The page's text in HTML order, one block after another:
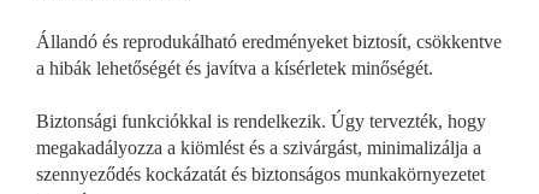
Állandó és reprodukálható eredményeket biztosít, csökkentve
a hibák lehetőségét és javítva a kísérletek minőségét.
Biztonsági funkciókkal is rendelkezik. Úgy tervezték, hogy
megakadályozza a kiömlést és a szivárgást, minimalizálja a
szennyeződés kockázatát és biztonságos munkakörnyezetet